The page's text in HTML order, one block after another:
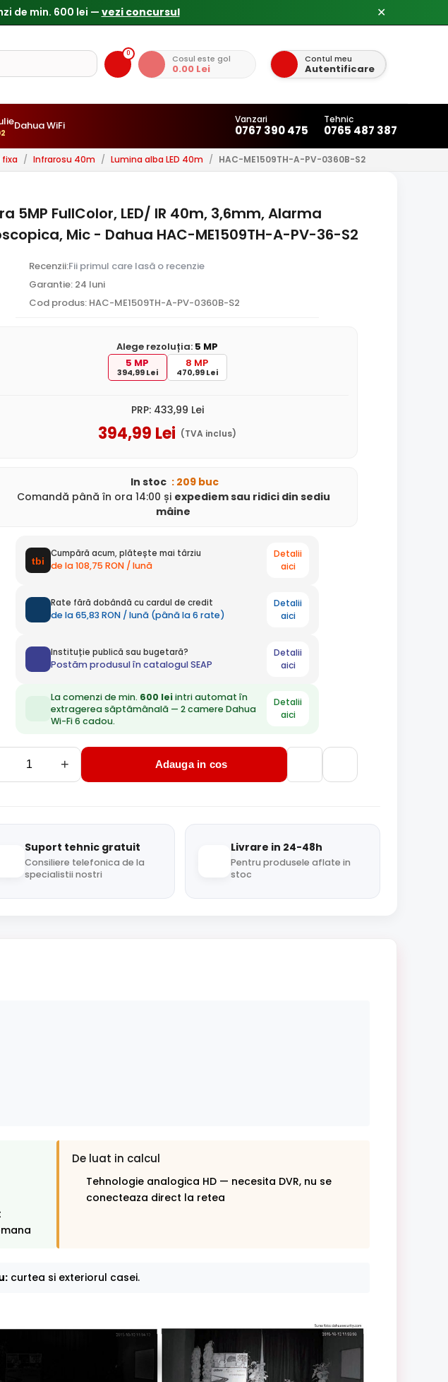
✕
0 Cosul este gol
0.00 Lei
Contul meu
Autentificare
Dahua WiFi Vanzari
0767 390 475
Tehnic
0765 487 387
/ Infrarosu 40m / Lumina alba LED 40m / HAC-ME1509TH-A-PV-0360B-S2
5MP FullColor, LED/ IR 40m, 3,6mm, Alarma
Mic - Dahua HAC-ME1509TH-A-PV-36-S2
Recenzii:Fii primul care lasă o recenzie
Garantie: 24 luni
Cod produs: HAC-ME1509TH-A-PV-0360B-S2
Alege rezoluția: 5 MP
5 MP
394,99 Lei
8 MP
470,99 Lei
PRP: 433,99 Lei
394,99 Lei (TVA inclus)
In stoc : 209 buc
Comandă până în ora 14:00 și expediemsau ridici din sediu
mâine
Cumpără acum, plătește mai târziu
de la 108,75 RON / lună
Detalii
aici
Rate fără dobândă cu cardul de credit
de la 65,83 RON / lună (până la 6 rate)
Detalii
aici
Instituție publică sau bugetară?
Postăm produsul în catalogul SEAP
Detalii
aici
La comenzi de min. 600 leiintri automat în
extragerea săptămânală — 2 camere Dahua
Wi-Fi 6 cadou.
Detalii
aici
+ Adauga in cos
Suport tehnic gratuit
Consiliere telefonica de la
specialistii nostri
Livrare in 24-48h
Pentru produsele aflate in
stoc
De luat in calcul
Tehnologie analogica HD — necesita DVR, nu se
conecteaza direct la retea
curtea si exteriorul casei.